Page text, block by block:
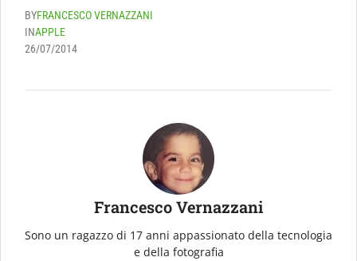
BYFRANCESCO VERNAZZANI
INAPPLE
26/07/2014
Francesco Vernazzani
Sono un ragazzo di 17 anni appassionato della tecnologia
e della fotografia